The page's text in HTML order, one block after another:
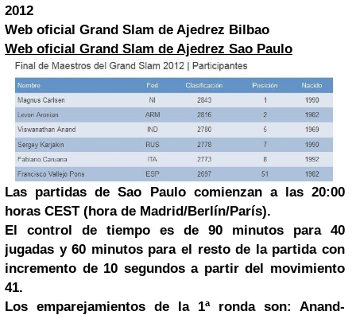
2012
Web oficial Grand Slam de Ajedrez Bilbao
Web oficial Grand Slam de Ajedrez Sao Paulo
Las partidas de Sao Paulo comienzan a las 20:00
horas CEST (hora de Madrid/Berlín/París).
El control de tiempo es de 90 minutos para 40
jugadas y 60 minutos para el resto de la partida con
incremento de 10 segundos a partir del movimiento
41.
Los emparejamientos de la 1ª ronda son: Anand-